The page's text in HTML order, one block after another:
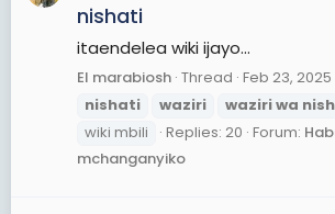
nishati
itaendelea wiki ijayo...
El marabiosh Thread Feb 23, 2025
nishati
waziri waziriwa
wiki mbili
Replies: 20 Forum:
mchanganyiko